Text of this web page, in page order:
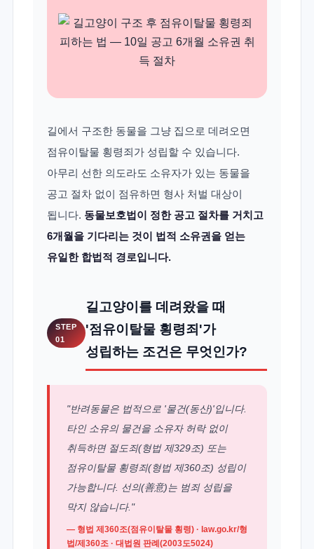
길에서 구조한 동물을 그냥 집으로 데려오면
점유이탈물 횡령죄가 성립할 수 있습니다.
아무리 선한 의도라도 소유자가 있는 동물을
공고 절차 없이 점유하면 형사 처벌 대상이
됩니다. 동물보호법이 정한 공고 절차를 거치고
6개월을 기다리는 것이 법적 소유권을 얻는
유일한 합법적 경로입니다.
STEP
01
길고양이를 데려왔을 때
'점유이탈물 횡령죄'가
성립하는 조건은 무엇인가?
"반려동물은 법적으로 '물건(동산)'입니다.
타인 소유의 물건을 소유자 허락 없이
취득하면 절도죄(형법 제329조) 또는
점유이탈물 횡령죄(형법 제360조) 성립이
가능합니다. 선의(善意)는 범죄 성립을
막지 않습니다."
— 형법 제360조(점유이탈물 횡령) · law.go.kr/형
법/제360조· 대법원 판례(2003도5024)